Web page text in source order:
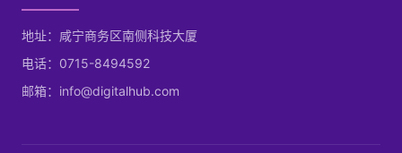
地址：咸宁商务区南侧科技大厦
电话：0715-8494592
邮箱：info@digitalhub.com